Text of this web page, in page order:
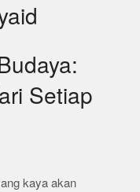
Setiap
kaya akan